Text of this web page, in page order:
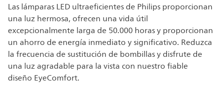
Las lámparas LED ultraeficientes de Philips proporcionan
una luz hermosa, ofrecen una vida útil
excepcionalmente larga de 50.000 horas y proporcionan
un ahorro de energía inmediato y significativo. Reduzca
la frecuencia de sustitución de bombillas y disfrute de
una luz agradable para la vista con nuestro fiable
diseño EyeComfort.